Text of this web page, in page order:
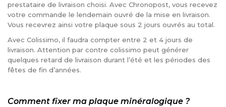
prestataire de livraison choisi. Avec Chronopost, vous recevez
votre commande le lendemain ouvré de la mise en livraison.
Vous recevrez ainsi votre plaque sous 2 jours ouvrés au total.
Avec Colissimo, il faudra compter entre 2 et 4 jours de
livraison. Attention par contre colissimo peut générer
quelques retard de livraison durant l’été et les périodes des
fêtes de fin d’années.
Comment fixer ma plaque minéralogique ?